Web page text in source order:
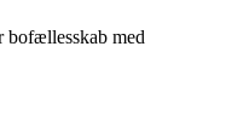
med